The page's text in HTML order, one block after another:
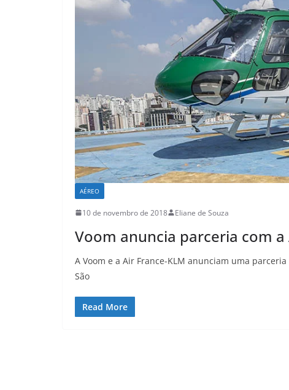
AÉREO
10 de novembro de 2018 Eliane de Souza
Voom anuncia parceria com
A Voom e a Air France-KLM anunciam uma
São
Read More